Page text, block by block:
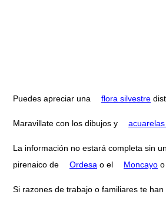
Puedes apreciar una flora silvestre
Maravillate con los dibujos y
La información no estará completa sin
pirenaico de
Ordesa o el Moncayo
Si razones de trabajo o familiares te han